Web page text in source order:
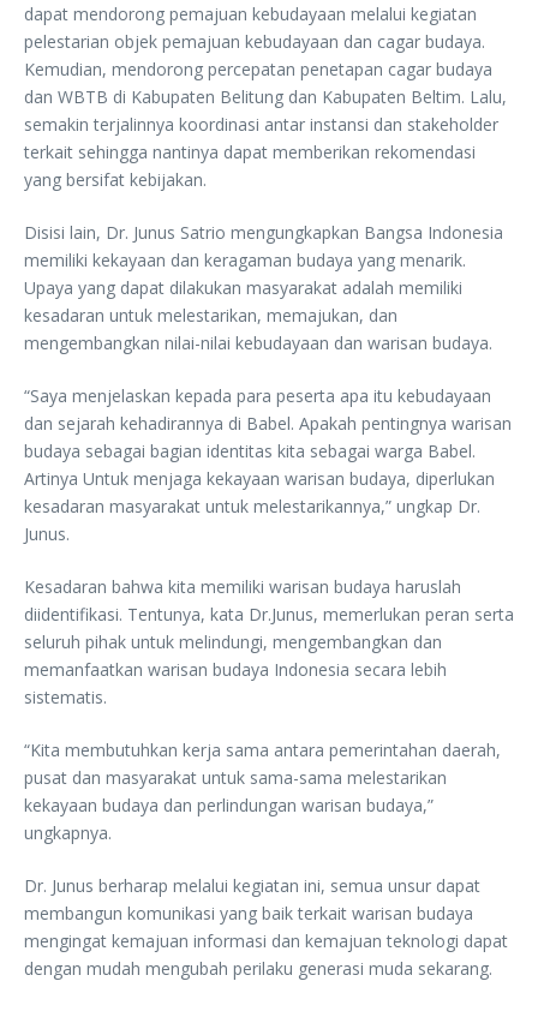
dapat mendorong pemajuan kebudayaan melalui kegiatan
pelestarian objek pemajuan kebudayaan dan cagar budaya.
Kemudian, mendorong percepatan penetapan cagar budaya
dan WBTB di Kabupaten Belitung dan Kabupaten Beltim. Lalu,
semakin terjalinnya koordinasi antar instansi dan stakeholder
terkait sehingga nantinya dapat memberikan rekomendasi
yang bersifat kebijakan.
Disisi lain, Dr. Junus Satrio mengungkapkan Bangsa Indonesia
memiliki kekayaan dan keragaman budaya yang menarik.
Upaya yang dapat dilakukan masyarakat adalah memiliki
kesadaran untuk melestarikan, memajukan, dan
mengembangkan nilai-nilai kebudayaan dan warisan budaya.
“Saya menjelaskan kepada para peserta apa itu kebudayaan
dan sejarah kehadirannya di Babel. Apakah pentingnya warisan
budaya sebagai bagian identitas kita sebagai warga Babel.
Artinya Untuk menjaga kekayaan warisan budaya, diperlukan
kesadaran masyarakat untuk melestarikannya,” ungkap Dr.
Junus.
Kesadaran bahwa kita memiliki warisan budaya haruslah
diidentifikasi. Tentunya, kata Dr.Junus, memerlukan peran serta
seluruh pihak untuk melindungi, mengembangkan dan
memanfaatkan warisan budaya Indonesia secara lebih
sistematis.
“Kita membutuhkan kerja sama antara pemerintahan daerah,
pusat dan masyarakat untuk sama-sama melestarikan
kekayaan budaya dan perlindungan warisan budaya,”
ungkapnya.
Dr. Junus berharap melalui kegiatan ini, semua unsur dapat
membangun komunikasi yang baik terkait warisan budaya
mengingat kemajuan informasi dan kemajuan teknologi dapat
dengan mudah mengubah perilaku generasi muda sekarang.